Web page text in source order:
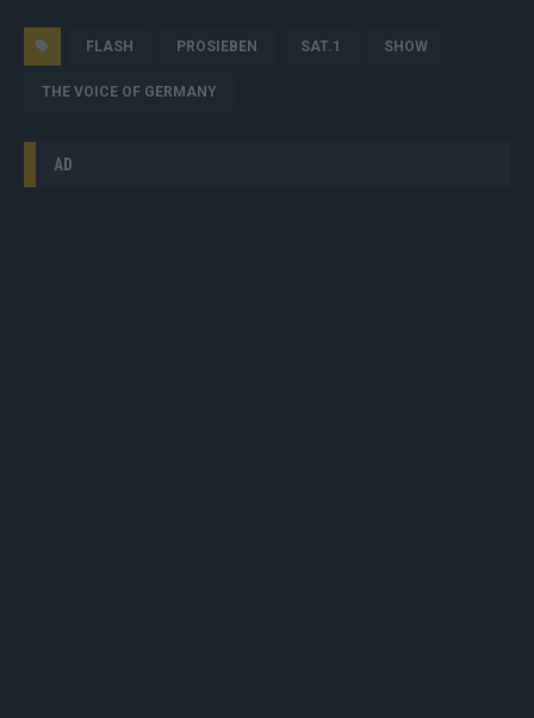
FLASH PROSIEBEN SAT.1 SHOW
THE VOICE OF GERMANY
AD